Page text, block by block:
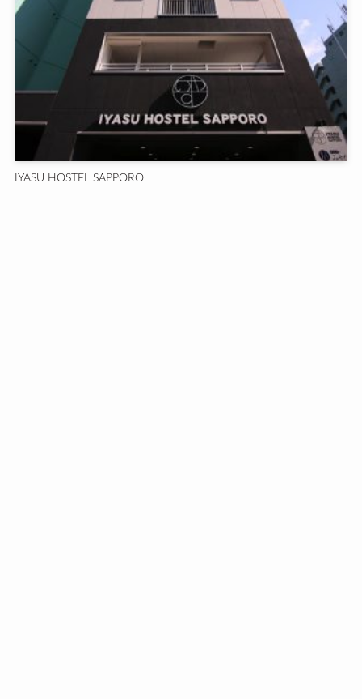
IYASU HOSTEL SAPPORO